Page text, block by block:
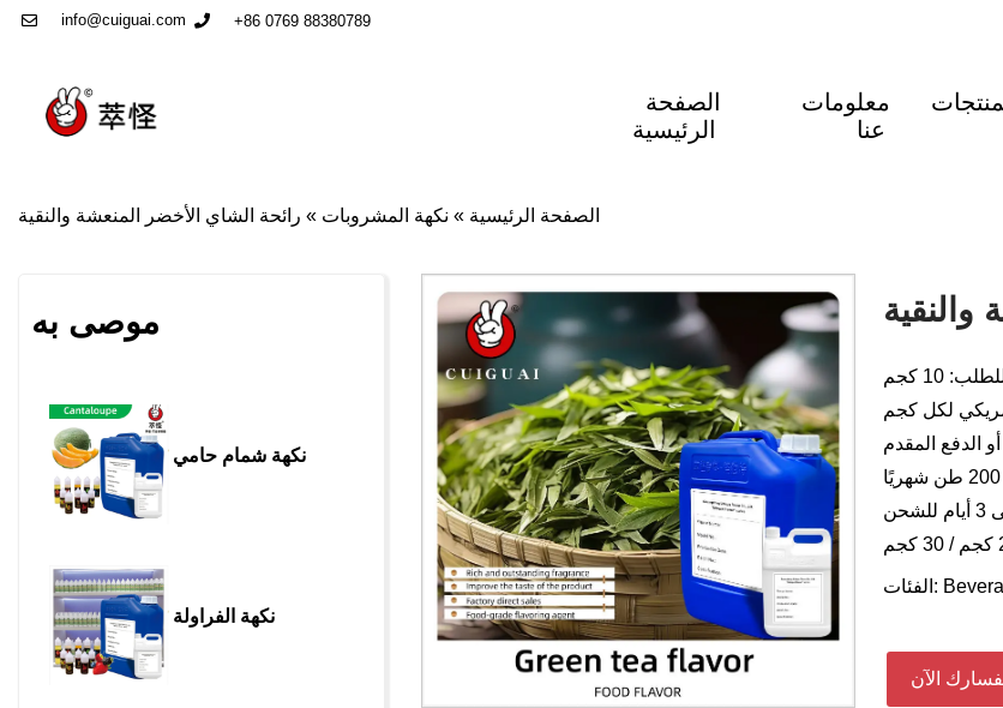
info@cuiguai.com +86 0769 88380789
الصفحة
الرئيسية
معلومات
عنا
الصفحة الرئيسية » نكهة المشروبات » رائحة الشاي الأخضر المنعشة والنقية
موصى به
نكهة شمام حامي
نكهة الفراولة
10 كجم
الدفع المقدم
الفئات:
الآن